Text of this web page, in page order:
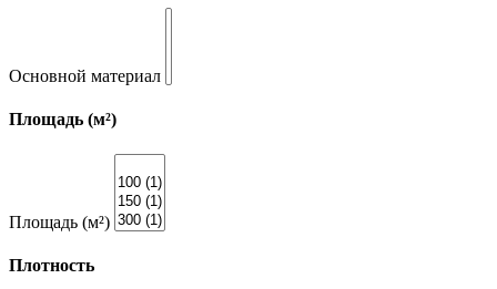
Основной материал
Площадь (м²)
Площадь (м²)
Плотность